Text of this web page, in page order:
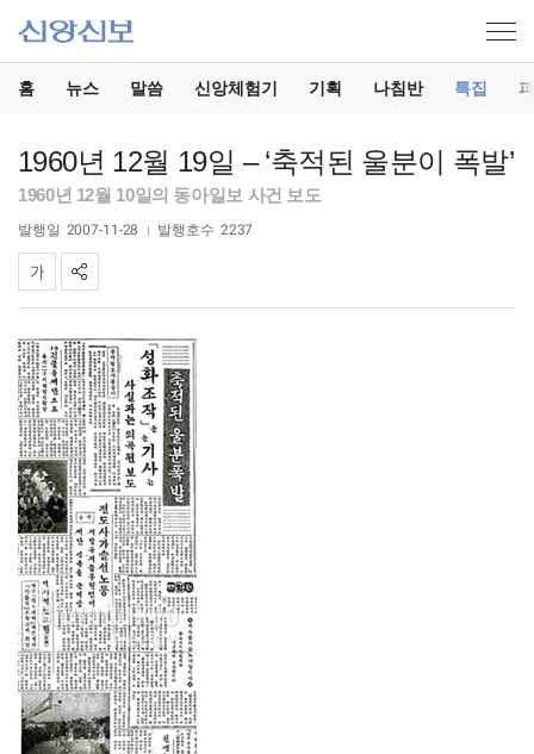
홈 뉴스 말씀 신앙체험기 기획 나침반 특집
1960년 12월 19일 – ‘축적된 울분이 폭발’
1960년 12월 10일의 동아일보 사건 보도
발행일 2007-11-28 발행호수 2237